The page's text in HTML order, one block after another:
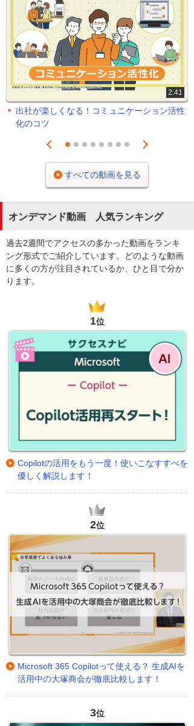
2:41
出社が楽しくなる！コミュニケーション活性
化のコツ
Prev
1 2 3 4 5 6 7 8
Next
すべての動画を見る
オンデマンド動画 人気ランキング
過去2週間でアクセスの多かった動画をランキ
ング形式でご紹介しています。どのような動画
に多くの方が注目されているか、ひと目で分か
ります。
1位
Copilotの活用をもう一度！使いこなすすべを
優しく解説します！
2位
Microsoft 365 Copilotって使える？ 生成AIを
活用中の大塚商会が徹底比較します！
3位